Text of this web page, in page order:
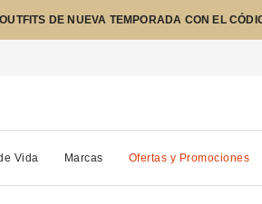
DE NUEVA TEMPORADA CON EL
Vida Marcas Ofertas y Promociones